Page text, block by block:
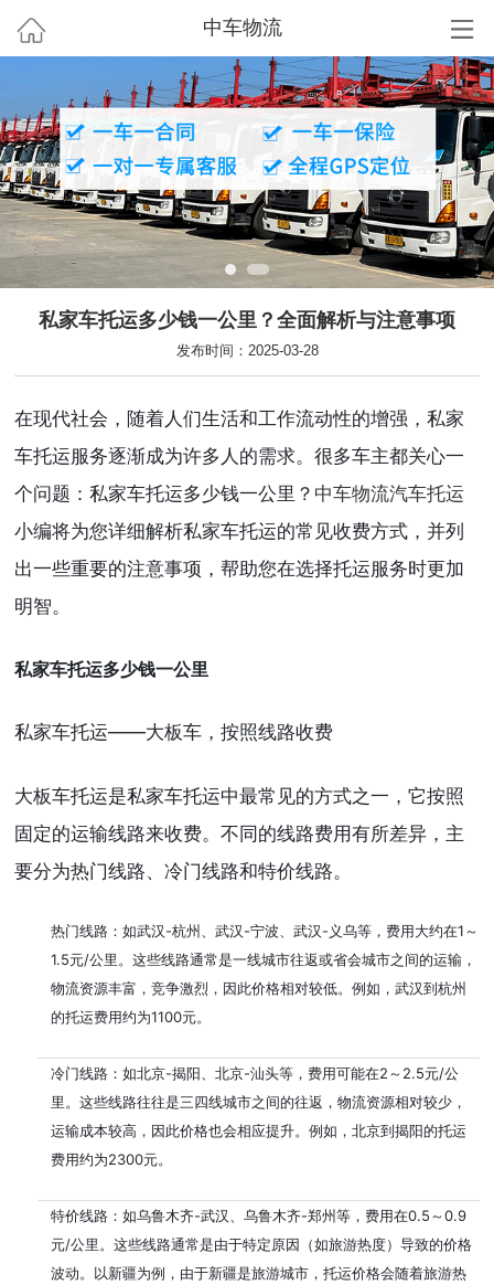
中车物流
私家车托运多少钱一公里？全面解析与注意事项
发布时间：2025-03-28
在现代社会，随着人们生活和工作流动性的增强，私家
车托运服务逐渐成为许多人的需求。很多车主都关心一
个问题：私家车托运多少钱一公里？ 中车物流汽车托运
小编将为您详细解析私家车托运的常见收费方式，并列
出一些重要的注意事项，帮助您在选择托运服务时更加
明智。
私家车托运多少钱一公里
私家车托运——大板车，按照线路收费
大板车托运是私家车托运中最常见的方式之一，它按照
固定的运输线路来收费。不同的线路费用有所差异，主
要分为热门线路、冷门线路和特价线路。
热门线路：如武汉-杭州、武汉-宁波、武汉-义乌等，费用大约在1～
1.5元/公里。这些线路通常是一线城市往返或省会城市之间的运输，
物流资源丰富，竞争激烈，因此价格相对较低。例如，武汉到杭州
的托运费用约为1100元。
冷门线路：如北京-揭阳、北京-汕头等，费用可能在2～2.5元/公
里。这些线路往往是三四线城市之间的往返，物流资源相对较少，
运输成本较高，因此价格也会相应提升。例如，北京到揭阳的托运
费用约为2300元。
特价线路：如乌鲁木齐-武汉、乌鲁木齐-郑州等，费用在0.5～0.9
元/公里。这些线路通常是由于特定原因（如旅游热度）导致的价格
波动。以新疆为例，由于新疆是旅游城市，托运价格会随着旅游热